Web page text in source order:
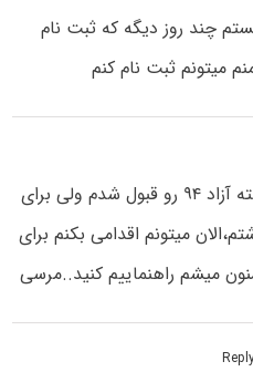
هستم چند روز دیگه که ثبت نام
میتونم ثبت نام کنم
سلام…من کارشناسی ارشد ناپیوسته آزاد ۹۴ رو قبول شدم ولی برای
میتونم اقدامی بکنم برای
میشم راهنماییم کنید..مرسی